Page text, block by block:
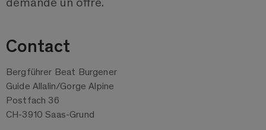
Contact
Bergführer Beat Burgener
Guide Allalin/Gorge Alpine
Postfach 36
CH-3910 Saas-Grund